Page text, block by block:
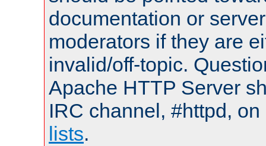
documentation or
moderators if they are
invalid/off-topic.
Apache HTTP Server
IRC channel, #httpd,
lists.